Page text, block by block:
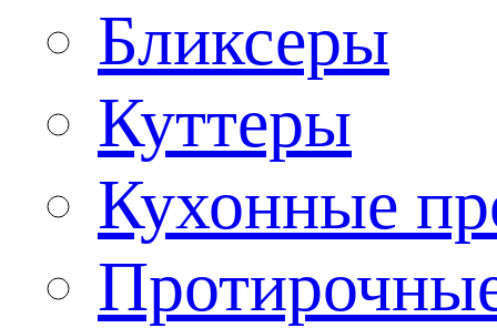
Бликсеры
Куттеры
Кухонные